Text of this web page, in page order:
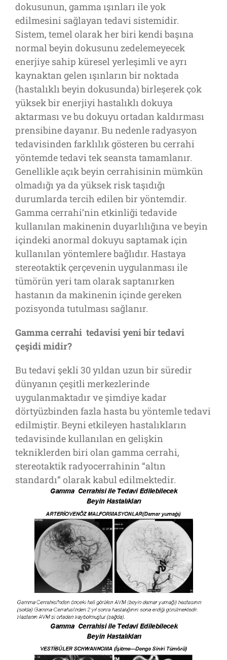
dokusunun, gamma ışınları ile yok
edilmesini sağlayan tedavi sistemidir.
Sistem, temel olarak her biri kendi başına
normal beyin dokusunu zedelemeyecek
enerjiye sahip küresel yerleşimli ve ayrı
kaynaktan gelen ışınların bir noktada
(hastalıklı beyin dokusunda) birleşerek çok
yüksek bir enerjiyi hastalıklı dokuya
aktarması ve bu dokuyu ortadan kaldırması
prensibine dayanır. Bu nedenle radyasyon
tedavisinden farklılık gösteren bu cerrahi
yöntemde tedavi tek seansta tamamlanır.
Genellikle açık beyin cerrahisinin mümkün
olmadığı ya da yüksek risk taşıdığı
durumlarda tercih edilen bir yöntemdir.
Gamma cerrahi’nin etkinliği tedavide
kullanılan makinenin duyarlılığına ve beyin
içindeki anormal dokuyu saptamak için
kullanılan yöntemlere bağlıdır. Hastaya
stereotaktik çerçevenin uygulanması ile
tümörün yeri tam olarak saptanırken
hastanın da makinenin içinde gereken
pozisyonda tutulması sağlanır.
Gamma cerrahi tedavisi yeni bir tedavi
çeşidi midir?
Bu tedavi şekli 30 yıldan uzun bir süredir
dünyanın çeşitli merkezlerinde
uygulanmaktadır ve şimdiye kadar
dörtyüzbinden fazla hasta bu yöntemle tedavi
edilmiştir. Beyni etkileyen hastalıkların
tedavisinde kullanılan en gelişkin
tekniklerden biri olan gamma cerrahi,
stereotaktik radyocerrahinin “altın
standardı” olarak kabul edilmektedir.